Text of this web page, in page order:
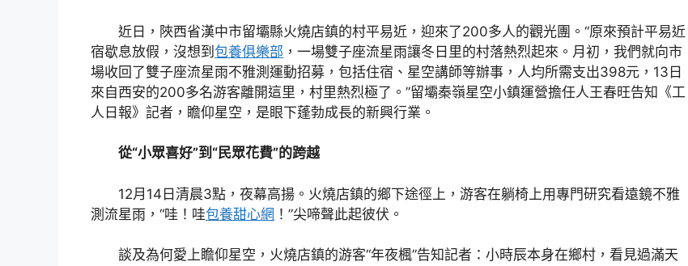
近日，陜西省漢中市留壩縣火燒店鎮的村平易近，迎來了200多人的觀光團。“原來預計平易近
宿歇息放假，沒想到 包養俱樂部 ，一場雙子座流星雨讓冬日里的村落熱烈起來。月初，我們就向市
場收回了雙子座流星雨不雅測運動招募，包括住宿、星空講師等辦事，人均所需支出398元，13日
來自西安的200多名游客離開這里，村里熱烈極了。”留壩秦嶺星空小鎮運營擔任人王春旺告知《工
人日報》記者，瞻仰星空，是眼下蓬勃成長的新興行業。
從“小眾喜好”到“民眾花費”的跨越
12月14日清晨3點，夜幕高揚。火燒店鎮的鄉下途徑上，游客在躺椅上用專門研究看遠鏡不雅
測流星雨，“哇！哇包養甜心網 ！”尖啼聲此起彼伏。
談及為何愛上瞻仰星空，火燒店鎮的游客“年夜楓”告知記者：小時辰本身在鄉村，看見過滿天